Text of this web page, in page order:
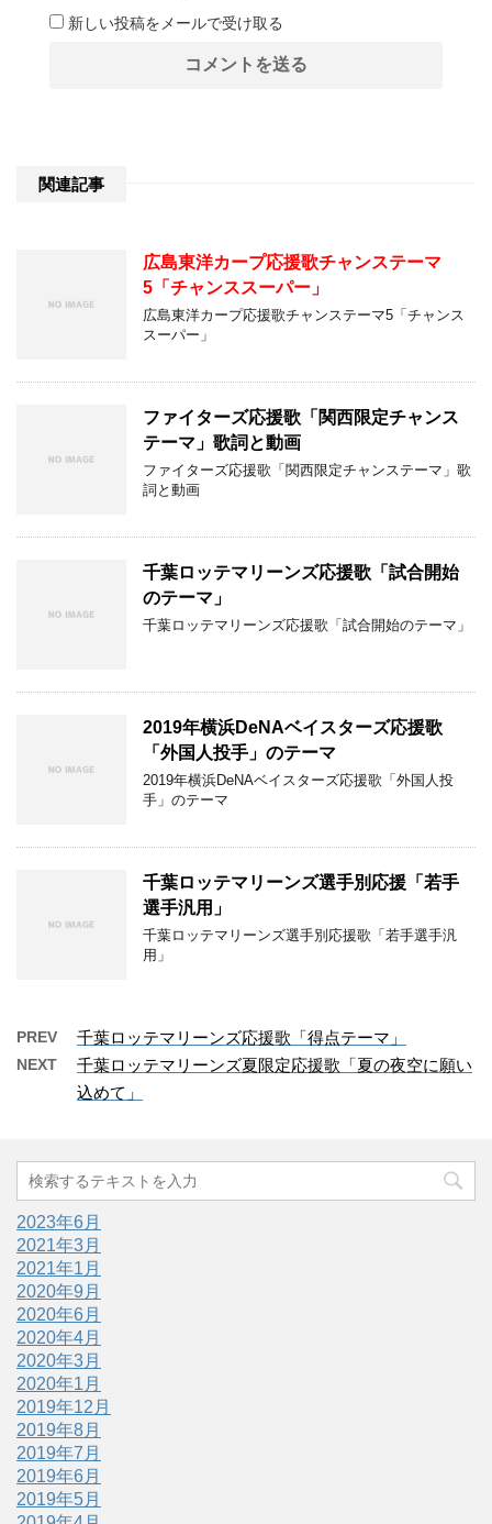
新しい投稿をメールで受け取る
関連記事
広島東洋カープ応援歌チャンステーマ
5「チャンススーパー」
広島東洋カープ応援歌チャンステーマ5「チャンス
スーパー」
ファイターズ応援歌「関西限定チャンス
テーマ」歌詞と動画
ファイターズ応援歌「関西限定チャンステーマ」歌
詞と動画
千葉ロッテマリーンズ応援歌「試合開始
のテーマ」
千葉ロッテマリーンズ応援歌「試合開始のテーマ」
2019年横浜DeNAベイスターズ応援歌
「外国人投手」のテーマ
2019年横浜DeNAベイスターズ応援歌「外国人投
手」のテーマ
千葉ロッテマリーンズ選手別応援「若手
選手汎用」
千葉ロッテマリーンズ選手別応援歌「若手選手汎
用」
PREV 千葉ロッテマリーンズ応援歌「得点テーマ」
NEXT
千葉ロッテマリーンズ夏限定応援歌「夏の夜空に願い
込めて」
2023年6月
2021年3月
2021年1月
2020年9月
2020年6月
2020年4月
2020年3月
2020年1月
2019年12月
2019年8月
2019年7月
2019年6月
2019年5月